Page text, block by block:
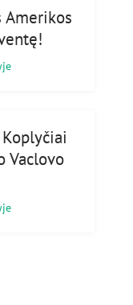
Amerikos
Vaclovo